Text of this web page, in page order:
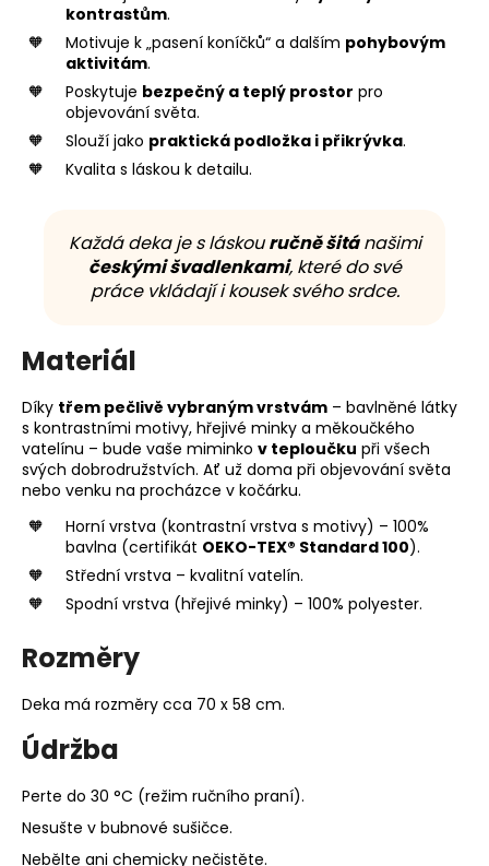
kontrastům.
Motivuje k „pasení koníčků“ a dalším pohybovým
aktivitám.
Poskytuje bezpečný a teplý prostor pro
objevování světa.
Slouží jako praktická podložka i přikrývka.
Kvalita s láskou k detailu.
Každá deka je s láskouručně šitánašimi
českými švadlenkami, které do své
práce vkládají i kousek svého srdce.
Materiál
Díky třem pečlivě vybraným vrstvám – bavlněné látky
s kontrastními motivy, hřejivé minky a měkoučkého
vatelínu – bude vaše miminko v teploučku při všech
svých dobrodružstvích. Ať už doma při objevování světa
nebo venku na procházce v kočárku.
Horní vrstva (kontrastní vrstva s motivy) – 100%
bavlna (certifikát OEKO-TEX® Standard 100).
Střední vrstva – kvalitní vatelín.
Spodní vrstva (hřejivé minky) – 100% polyester.
Rozměry
Deka má rozměry cca 70 x 58 cm.
Údržba
Perte do 30 °C (režim ručního praní).
Nesušte v bubnové sušičce.
Nebělte ani chemicky nečistěte.